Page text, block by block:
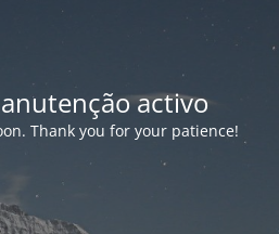
activo
Thank you for your patience!